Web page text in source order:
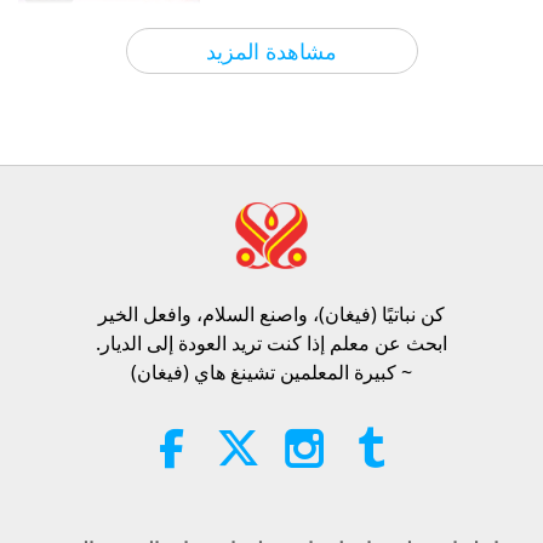
مشاهدة المزيد
بين المعلمة والتلاميذ 2026-08-06
25:38
أخبار جديرة بالاهتمام
“Fast Charge” Is Wonderful Way
Whenever Material World Begins
to Feel Too Imposing
أخبار جديرة بالاهتمام 2026-08-05
أخبار جديرة بالاهتمام
أخبار جديرة بالاهتمام 2026-08-05 337 الآراء
كن نباتيًا (فيغان)، واصنع السلام، وافعل الخير​
ابحث عن معلم إذا كنت تريد العودة إلى الديار.
~ كبيرة المعلمين تشينغ هاي (فيغان)